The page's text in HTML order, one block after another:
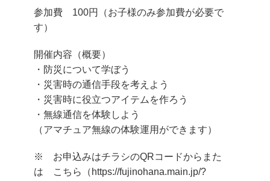
参加費 100円（お子様のみ参加費が必要で
す）
開催内容（概要）
・防災について学ぼう
・災害時の通信手段を考えよう
・災害時に役立つアイテムを作ろう
・無線通信を体験しよう
（アマチュア無線の体験運用ができます）
※ お申込みはチラシのQRコードからまた
は こちら（https://fujinohana.main.jp/?